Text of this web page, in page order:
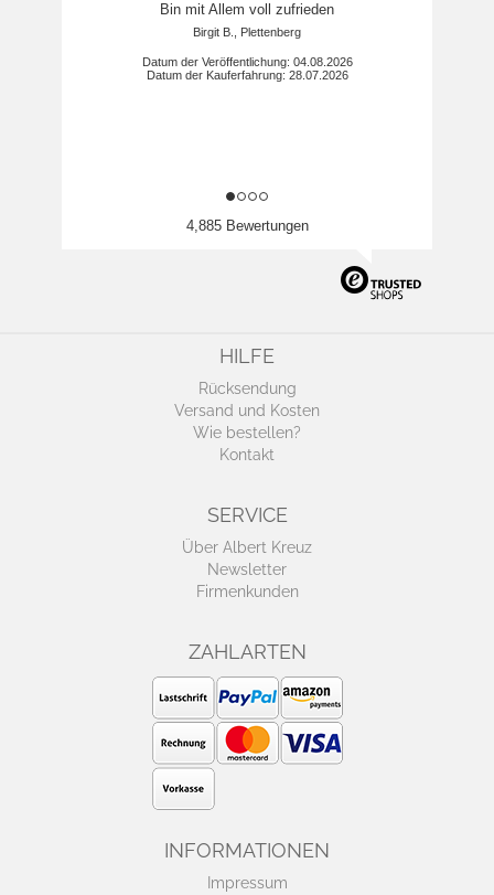
Bin mit Allem voll zufrieden
Birgit B., Plettenberg
Datum der Veröffentlichung: 04.08.2026
Datum der Kauferfahrung: 28.07.2026
4,885 Bewertungen
HILFE
Rücksendung
Versand und Kosten
Wie bestellen?
Kontakt
SERVICE
Über Albert Kreuz
Newsletter
Firmenkunden
ZAHLARTEN
INFORMATIONEN
Impressum